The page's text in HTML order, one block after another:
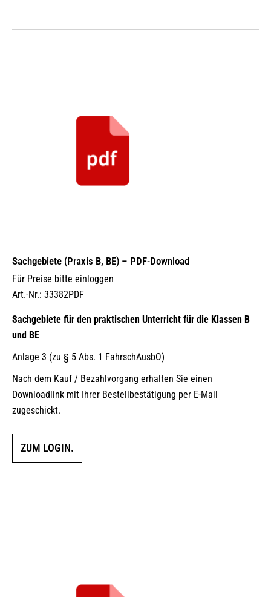
Sachgebiete (Praxis B, BE) – PDF-Download
Für Preise bitte einloggen
Art.-Nr.: 33382PDF
Sachgebiete für den praktischen Unterricht für die Klassen B
und BE
Anlage 3 (zu § 5 Abs. 1 FahrschAusbO)
Nach dem Kauf / Bezahlvorgang erhalten Sie einen
Downloadlink mit Ihrer Bestellbestätigung per E-Mail
zugeschickt.
ZUM LOGIN.